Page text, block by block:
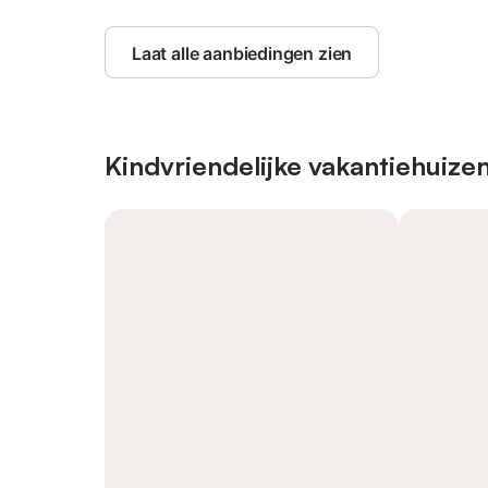
Laat alle aanbiedingen zien
Kindvriendelijke